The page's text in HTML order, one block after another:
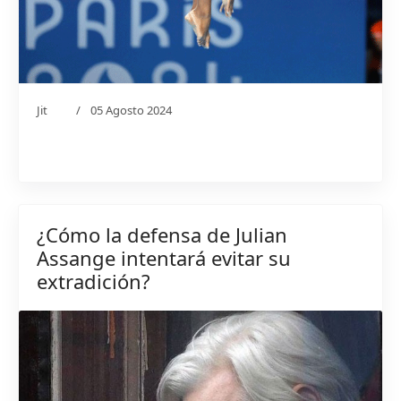
Jit 05 Agosto 2024
¿Cómo la defensa de Julian
Assange intentará evitar su
extradición?